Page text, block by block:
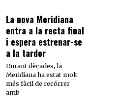
La nova Meridiana
entra a la recta final
i espera estrenar-se
a la tardor
Durant dècades, la
Meridiana ha estat molt
més fàcil de recórrer
amb